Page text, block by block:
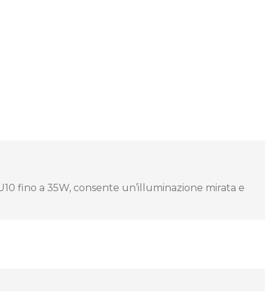
fino a 35W, consente un’illuminazione mirata e